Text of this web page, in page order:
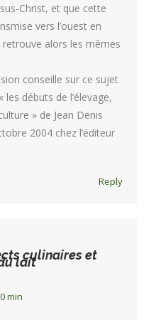
Christ, et que cette
vers l’ouest en
alors les mêmes
conseille sur ce sujet
les débuts de l’élevage,
» de Jean Denis
2004 chez l’éditeur
Reply
culinaires et
lait
min